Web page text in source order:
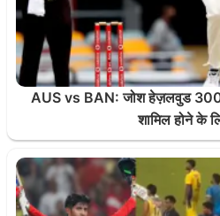
AUS vs BAN: जोश हेज़लवुड
शामिल होने के